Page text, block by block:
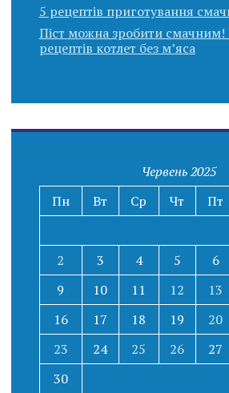
5 рецептів приготування
Піст можна зробити смачним!
рецептів котлет без м’яса
Червень 2025
Пн
Вт Ср Чт Пт
2
3 4 5 6
9
10 11 12 13
16
17 18 19 20
23
24 25 26 27
30